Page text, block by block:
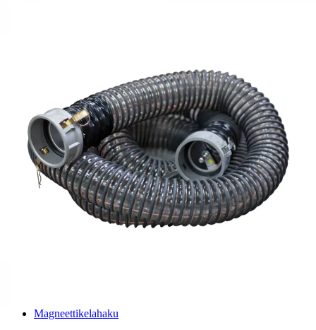
Kokoonpano ja räätälöinti
Päävarasto
Digitaaliset tilauskanavat
Myymälät
Palveluvarastot
Ennakoiva kartoitus
Enerpac-huolto
24h päivystys
Tekninen tuki
Magneettikelahaku